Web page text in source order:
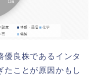
優良株であるインタ
たことが原因かもし